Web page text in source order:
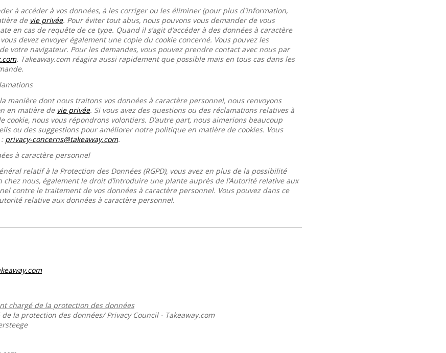
à accéder à vos données, à les corriger ou les éliminer (pour plus d'information,
de vie privée. Pour éviter tout abus, nous pouvons vous demander de vous
en cas de requête de ce type. Quand il s’agit d’accéder à des données à caractère
devez envoyer également une copie du cookie concerné. Vous pouvez les
votre navigateur. Pour les demandes, vous pouvez prendre contact avec nous par
. Takeaway.com réagira aussi rapidement que possible mais en tous cas dans les
manière dont nous traitons vos données à caractère personnel, nous renvoyons
en matière de vie privée. Si vous avez des questions ou des réclamations relatives à
cookie, nous vous répondrons volontiers. D’autre part, nous aimerions beaucoup
ou des suggestions pour améliorer notre politique en matière de cookies. Vous
privacy-concerns@takeaway.com.
à caractère personnel
relatif à la Protection des Données (RGPD), vous avez en plus de la possibilité
nous, également le droit d’introduire une plante auprès de l’Autorité relative aux
contre le traitement de vos données à caractère personnel. Vous pouvez dans ce
relative aux données à caractère personnel.
chargé de la protection des données
la protection des données/ Privacy Council - Takeaway.com